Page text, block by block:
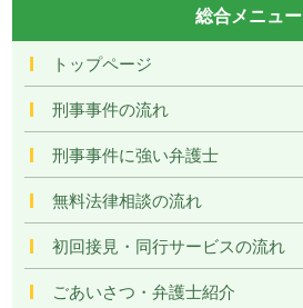
総合メニュー
トップページ
刑事事件の流れ
刑事事件に強い弁護士
無料法律相談の流れ
初回接見・同行サービスの流れ
ごあいさつ・弁護士紹介